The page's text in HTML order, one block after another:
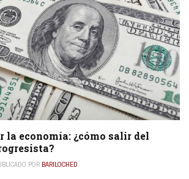
la economía: ¿cómo salir del
POR BARILOCHED